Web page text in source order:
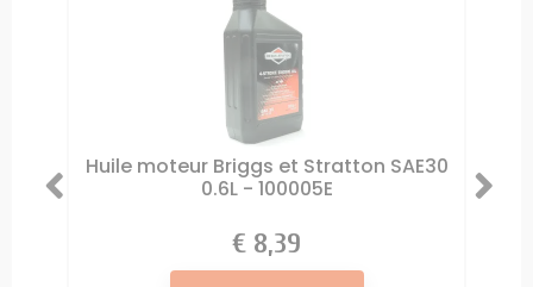
Huile moteur Briggs et Stratton SAE30
0.6L - 100005E
Prix
8,39 €